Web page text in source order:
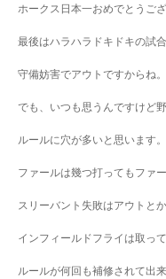
ホークス日本一おめでとうござ
最後はハラハラドキドキの試合
守備妨害でアウトですからね。
でも、いつも思うんですけど
ルールに穴が多いと思います。
ファールは幾つ打ってもファ
スリーバント失敗はアウトとか
インフィールドフライは取っ
ルールが何回も補修されて出